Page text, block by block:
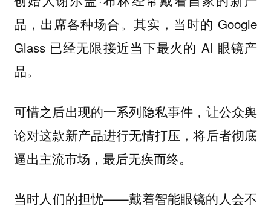
品，出席各种场合。其实，当时的 Google
Glass 已经无限接近当下最火的 AI 眼镜产
品。
可惜之后出现的一系列隐私事件，让公众舆
论对这款新产品进行无情打压，将后者彻底
逼出主流市场，最后无疾而终。
当时人们的担忧——戴着智能眼镜的人会不